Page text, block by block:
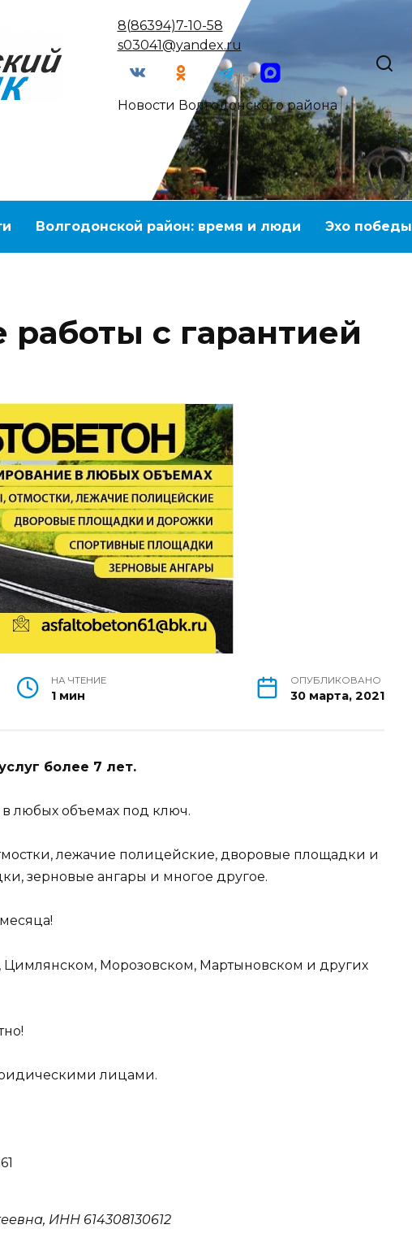
8(86394)7-10-58
s03041@yandex.ru
Новости Волгодонского района
Волгодонской район: время и люди Эхо победы
с гарантией
НА ЧТЕНИЕ
1 мин
ОПУБЛИКОВАНО
30 марта, 2021
более 7 лет.
любых объемах под ключ.
лежачие полицейские, дворовые площадки и
зерновые ангары и многое другое.
Морозовском, Мартыновском и других
лицами.
ИНН 614308130612